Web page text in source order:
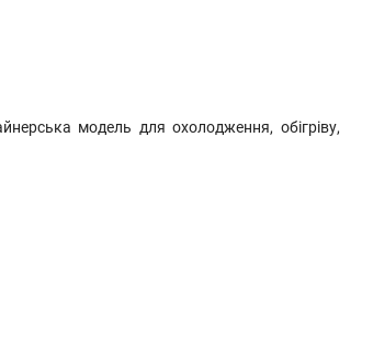
модель для охолодження, обігріву,